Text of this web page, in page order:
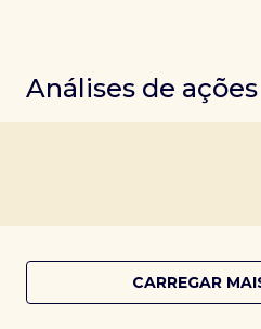
Análises de ações
CARREGAR